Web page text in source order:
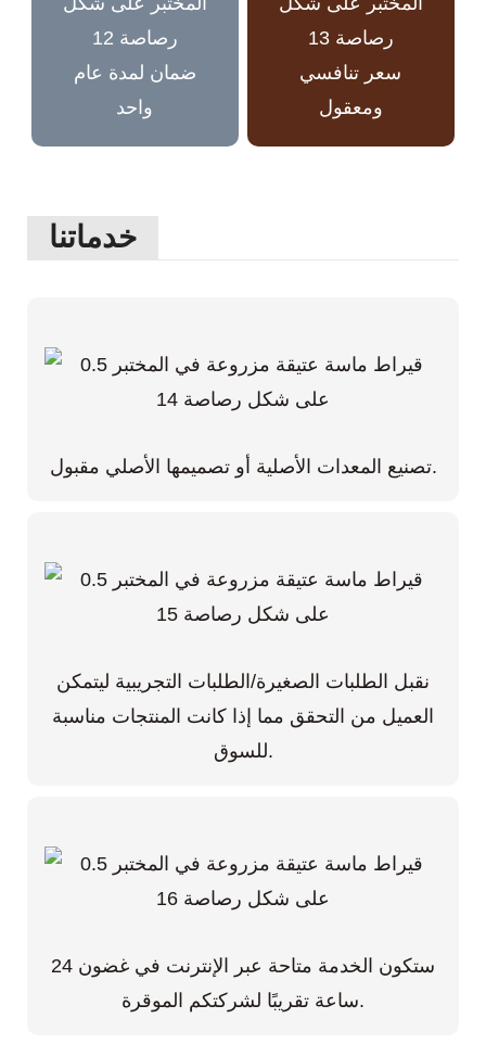
ضمان لمدة عام
واحد
سعر تنافسي
ومعقول
خدماتنا
تصنيع المعدات الأصلية أو تصميمها الأصلي مقبول.
نقبل الطلبات الصغيرة/الطلبات التجريبية ليتمكن
العميل من التحقق مما إذا كانت المنتجات مناسبة
للسوق.
ستكون الخدمة متاحة عبر الإنترنت في غضون 24
ساعة تقريبًا لشركتكم الموقرة.